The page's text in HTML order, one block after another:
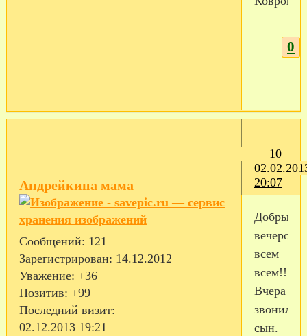
0
10
20:07
Андрейкина мама
Сообщений: 121
Зарегистрирован: 14.12.2012
Уважение: +36
Позитив: +99
Последний визит:
02.12.2013 19:21
Добрый
вечерок
всем
всем!!!
Вчера
звонил
сын.